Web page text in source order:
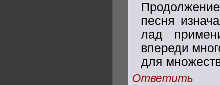
песня
лад
впереди
для
Ответить